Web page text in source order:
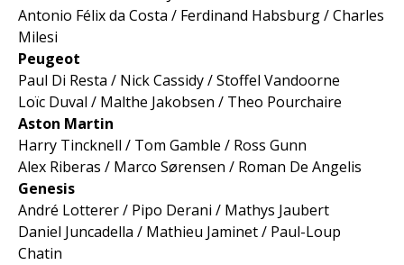
Antonio Félix da Costa / Ferdinand Habsburg / Charles
Milesi
Peugeot
Paul Di Resta / Nick Cassidy / Stoffel Vandoorne
Loïc Duval / Malthe Jakobsen / Theo Pourchaire
Aston Martin
Harry Tincknell / Tom Gamble / Ross Gunn
Alex Riberas / Marco Sørensen / Roman De Angelis
Genesis
André Lotterer / Pipo Derani / Mathys Jaubert
Daniel Juncadella / Mathieu Jaminet / Paul-Loup
Chatin